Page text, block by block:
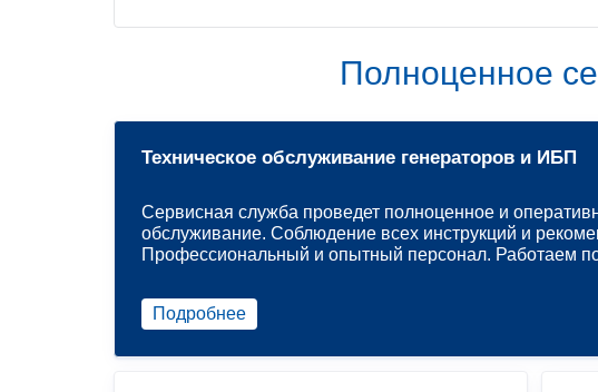
Полноценное
Техническое обслуживание генераторов и ИБП
Сервисная служба проведет полноценное и
обслуживание. Соблюдение всех инструкций и
Профессиональный и опытный персонал. Работаем
Подробнее